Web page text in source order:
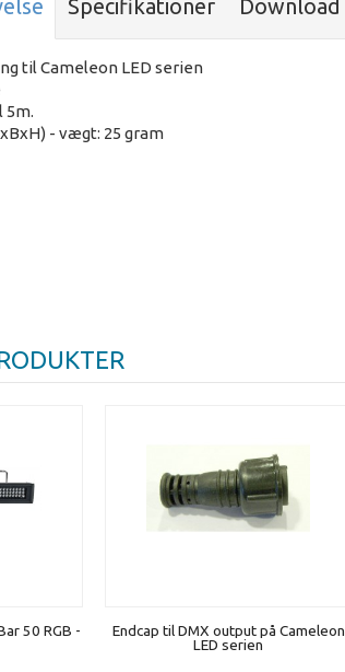
Specifikationer Download
til Cameleon LED serien
5m.
- vægt: 25 gram
50 RGB -
Endcap til DMX output på Cameleon
LED serien